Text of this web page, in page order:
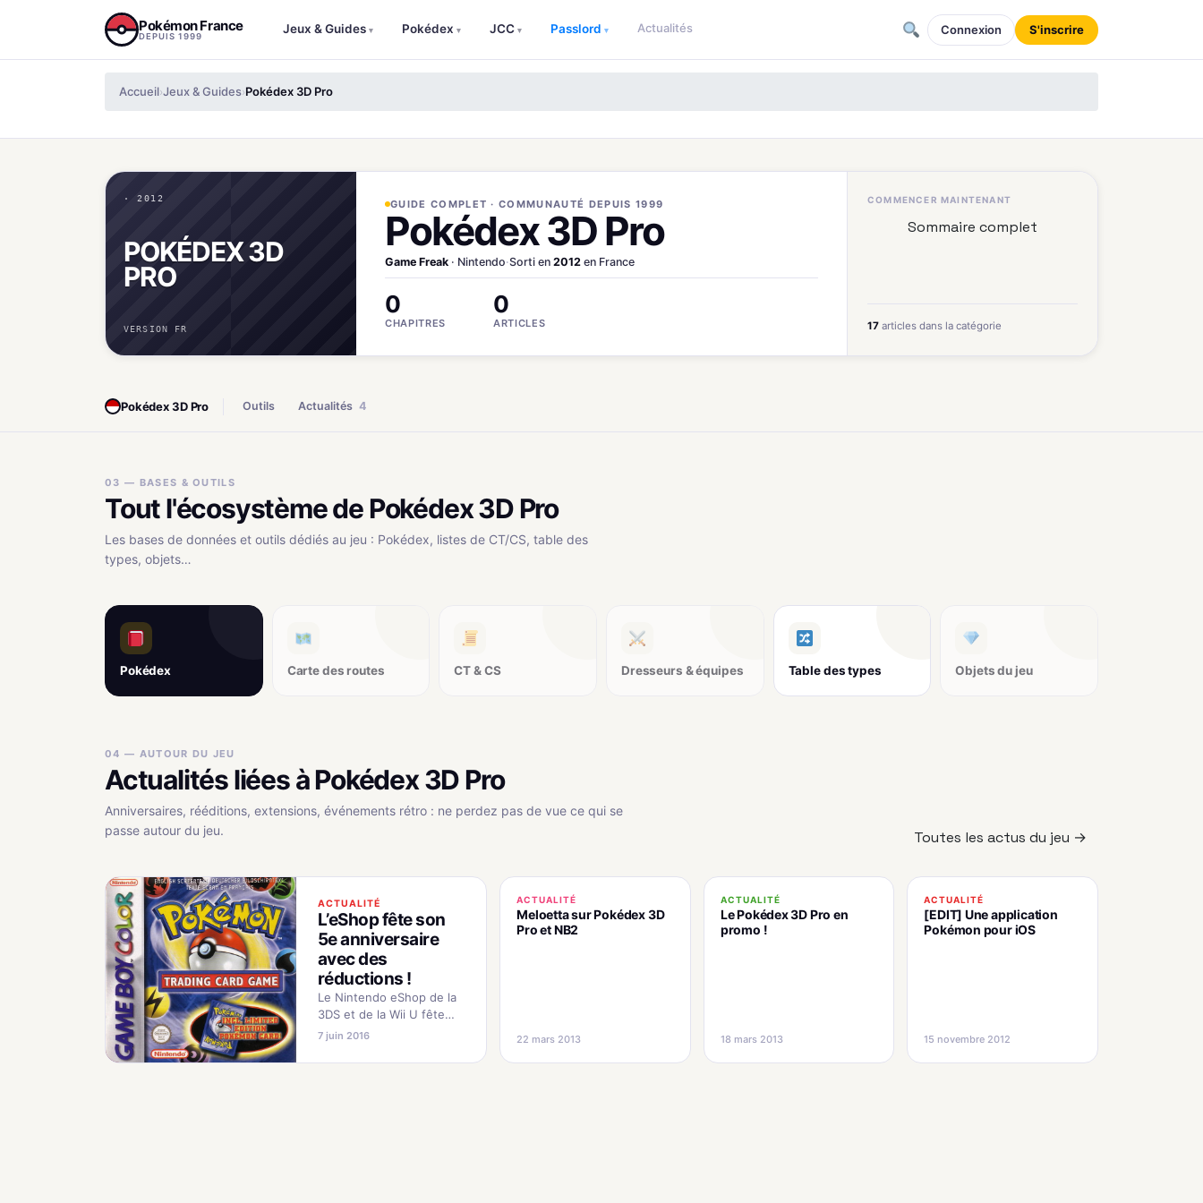
Pokémon France
DEPUIS 1999
Jeux & Guides ▾ Pokédex ▾ JCC ▾ Passlord ▾ Actualités Connexion S'inscrire
Accueil›Jeux & Guides›Pokédex 3D Pro
· 2012
POKÉDEX 3D
PRO
VERSION FR
GUIDE COMPLET · COMMUNAUTÉ DEPUIS 1999
Pokédex 3D Pro
Game Freak · Nintendo·Sorti en 2012 en France
0
CHAPITRES
0
ARTICLES
COMMENCER MAINTENANT
Sommaire complet
17 articles dans la catégorie
Pokédex 3D Pro Outils Actualités 4
03 — BASES & OUTILS
Tout l'écosystème de Pokédex 3D Pro
Les bases de données et outils dédiés au jeu : Pokédex, listes de CT/CS, table des
types, objets…
Pokédex Carte des routes CT & CS Dresseurs & équipes Table des types Objets du jeu
04 — AUTOUR DU JEU
Actualités liées à Pokédex 3D Pro
Anniversaires, rééditions, extensions, événements rétro : ne perdez pas de vue ce qui se
passe autour du jeu.
Toutes les actus du jeu →
ACTUALITÉ
L’eShop fête son
5e anniversaire
avec des
réductions !
Le Nintendo eShop de la
3DS et de la Wii U fête
cette année son
ce que Nintendo va fêter
7 juin 2016
ACTUALITÉ
Meloetta sur Pokédex 3D
Pro et NB2
22 mars 2013
ACTUALITÉ
Le Pokédex 3D Pro en
promo !
18 mars 2013
ACTUALITÉ
[EDIT] Une application
Pokémon pour iOS
15 novembre 2012